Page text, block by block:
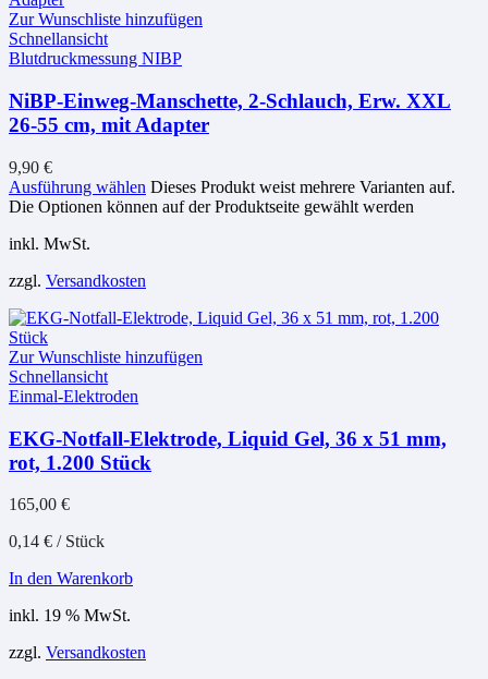
Zur Wunschliste hinzufügen
Schnellansicht
Blutdruckmessung NIBP
NiBP-Einweg-Manschette, 2-Schlauch, Erw. XXL
26-55 cm, mit Adapter
9,90 €
Ausführung wählen Dieses Produkt weist mehrere Varianten auf.
Die Optionen können auf der Produktseite gewählt werden
inkl. MwSt.
zzgl. Versandkosten
Zur Wunschliste hinzufügen
Schnellansicht
Einmal-Elektroden
EKG-Notfall-Elektrode, Liquid Gel, 36 x 51 mm,
rot, 1.200 Stück
165,00 €
0,14 € / Stück
In den Warenkorb
inkl. 19 % MwSt.
zzgl. Versandkosten